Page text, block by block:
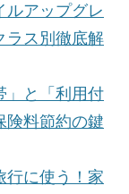
ルアップグレ
ラス別徹底解
」と「利用付
険料節約の鍵
行に使う！家